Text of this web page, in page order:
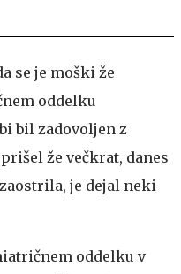
se je moški že
oddelku
bil zadovoljen z
že večkrat, danes
je dejal neki
oddelku v